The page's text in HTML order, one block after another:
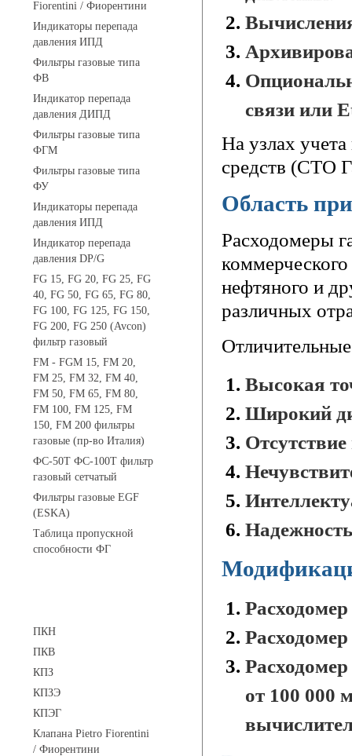
Fiorentini / Фиорентини
Индикаторы перепада
давления ИПД
Фильтры газовые типа
ФВ
Индикатор перепада
давления ДИПД
Фильтры газовые типа
ФГМ
Фильтры газовые типа
ФУ
Индикаторы перепада
давления ИПД
Индикатор перепада
давления DP/G
FG 15, FG 20, FG 25, FG
40, FG 50, FG 65, FG 80,
FG 100, FG 125, FG 150,
FG 200, FG 250 (Avcon)
фильтр газовый
FM - FGM 15, FM 20,
FM 25, FM 32, FM 40,
FM 50, FM 65, FM 80,
FM 100, FM 125, FM
150, FM 200 фильтры
газовые (пр-во Италия)
ФС-50Т ФС-100Т фильтр
газовый сетчатый
Фильтры газовые EGF
(ESKA)
Таблица пропускной
способности ФГ
ПКН
ПКВ
КПЗ
КПЗЭ
КПЭГ
Клапана Pietro Fiorentini
/ Фиорентини
связи или
На узлах
средств (СТО
Область
Расходомеры
нефтяного и
различных
Высокая
Широкий
от 100 000